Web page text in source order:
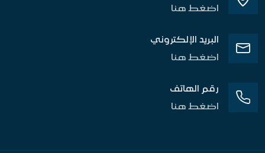
اضغط هنا
البريد الإلكتروني
اضغط هنا
رقم الهاتف
اضغط هنا